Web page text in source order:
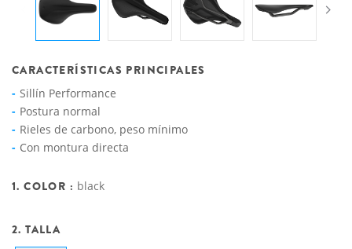
CARACTERÍSTICAS PRINCIPALES
Sillín Performance
Postura normal
Rieles de carbono, peso mínimo
Con montura directa
1. COLOR : black
2. TALLA